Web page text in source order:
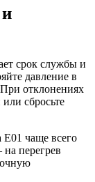
срок службы и
давление в
отклонениях
сбросьте
чаще всего
на перегрев